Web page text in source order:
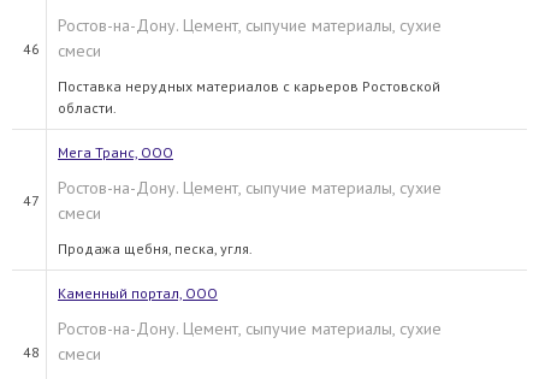
46
Ростов-на-Дону. Цемент, сыпучие материалы, сухие
смеси
Поставка нерудных материалов с карьеров Ростовской
области.
47
Мега Транс, ООО
Ростов-на-Дону. Цемент, сыпучие материалы, сухие
смеси
Продажа щебня, песка, угля.
48
Каменный портал, ООО
Ростов-на-Дону. Цемент, сыпучие материалы, сухие
смеси